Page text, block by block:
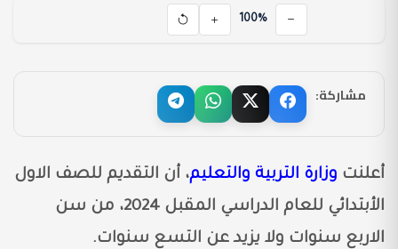
100%
مشاركة:
أعلنت وزارة التربية والتعليم، أن التقديم للصف الاول
الأبتدائي للعام الدراسي المقبل 2024، من سن
الاربع سنوات ولا يزيد عن التسع سنوات.